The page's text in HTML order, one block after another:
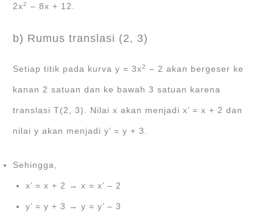
2x2 – 8x + 12.
b) Rumus translasi (2, 3)
Setiap titik pada kurva y = 3x2 – 2 akan bergeser ke
kanan 2 satuan dan ke bawah 3 satuan karena
translasi T(2, 3). Nilai x akan menjadi x’ = x + 2 dan
nilai y akan menjadi y’ = y + 3.
Sehingga,
x’ = x + 2 → x = x’ – 2
y’ = y + 3 → y = y’ – 3